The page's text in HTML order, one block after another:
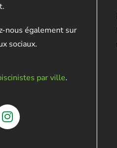
nous également sur
sociaux.
par ville.